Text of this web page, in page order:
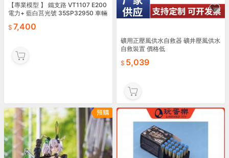
【專業模型 】 鐵支路 VT1107 E200
電力+ 藍白莒光號 35SP32950 車輛
7,400
礦用正壓風供水自救器 礦井壓風供水
自救裝置 價格低
5,039